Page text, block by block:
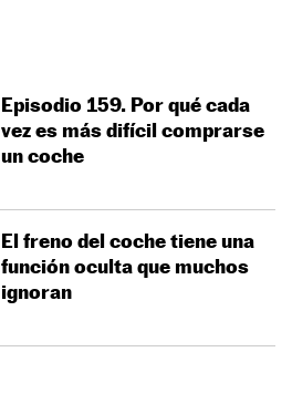
Episodio 159. Por qué cada
vez es más difícil comprarse
un coche
El freno del coche tiene una
función oculta que muchos
ignoran